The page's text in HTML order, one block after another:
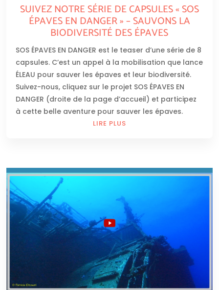
SUIVEZ NOTRE SÉRIE DE CAPSULES « SOS
ÉPAVES EN DANGER » – SAUVONS LA
BIODIVERSITÉ DES ÉPAVES
SOS ÉPAVES EN DANGER est le teaser d’une série de 8
capsules. C’est un appel à la mobilisation que lance
ÉLEAU pour sauver les épaves et leur biodiversité.
Suivez-nous, cliquez sur le projet SOS ÉPAVES EN
DANGER (droite de la page d’accueil) et participez
à cette belle aventure pour sauver les épaves.
LIRE PLUS